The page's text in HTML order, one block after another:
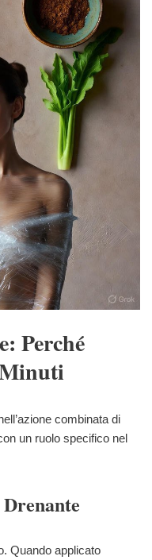
Perché
combinata di
un ruolo specifico nel
Quando applicato